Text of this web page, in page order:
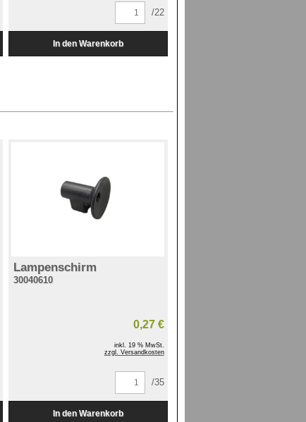
/22
Lampenschirm
30040610
0,27 €
inkl. 19 % MwSt.
zzgl. Versandkosten
/35